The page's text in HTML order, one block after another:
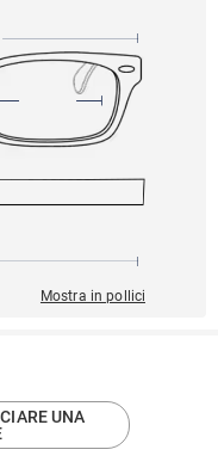
Mostra in pollici
UNA